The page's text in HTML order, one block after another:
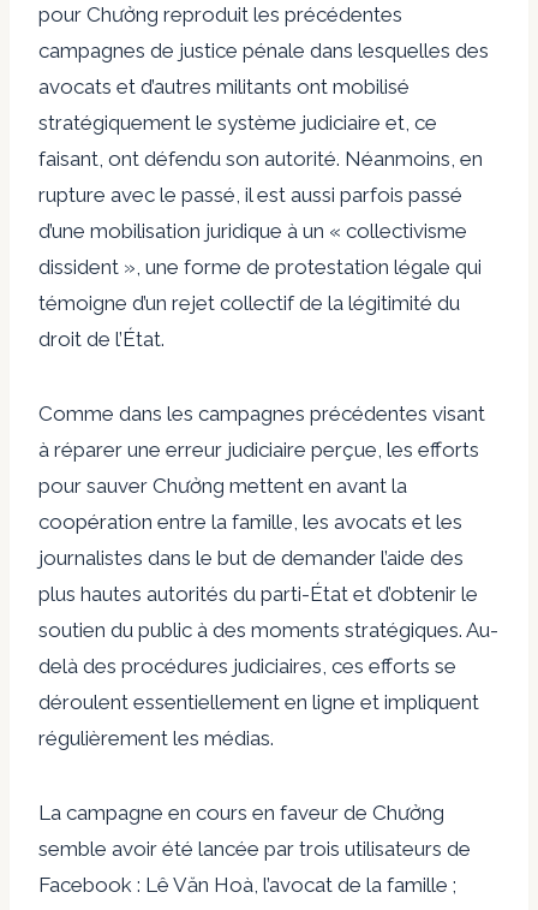
pour Chưởng reproduit les précédentes
campagnes de justice pénale dans lesquelles des
avocats et d’autres militants ont mobilisé
stratégiquement le système judiciaire et, ce
faisant, ont défendu son autorité. Néanmoins, en
rupture avec le passé, il est aussi parfois passé
d’une mobilisation juridique à un « collectivisme
dissident », une forme de protestation légale qui
témoigne d’un rejet collectif de la légitimité du
droit de l’État.
Comme dans les campagnes précédentes visant
à réparer une erreur judiciaire perçue, les efforts
pour sauver Chưởng mettent en avant la
coopération entre la famille, les avocats et les
journalistes dans le but de demander l’aide des
plus hautes autorités du parti-État et d’obtenir le
soutien du public à des moments stratégiques. Au-
delà des procédures judiciaires, ces efforts se
déroulent essentiellement en ligne et impliquent
régulièrement les médias.
La campagne en cours en faveur de Chưởng
semble avoir été lancée par trois utilisateurs de
Facebook : Lê Văn Hoà, l’avocat de la famille ;